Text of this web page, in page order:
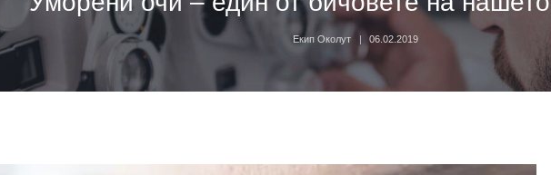
Екип Околут 06.02.2019